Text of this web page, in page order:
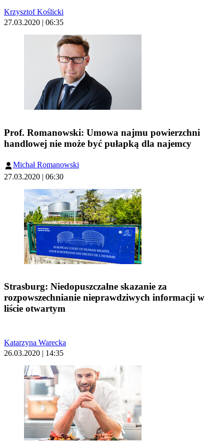
Krzysztof Koślicki
27.03.2020 | 06:35
Prof. Romanowski: Umowa najmu powierzchni
handlowej nie może być pułapką dla najemcy
Michał Romanowski
27.03.2020 | 06:30
Strasburg: Niedopuszczalne skazanie za
rozpowszechnianie nieprawdziwych informacji w
liście otwartym
Katarzyna Warecka
26.03.2020 | 14:35